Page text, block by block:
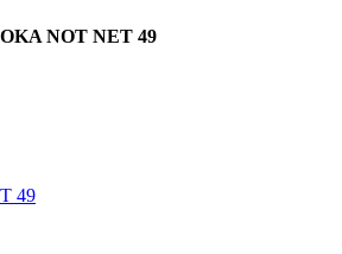
NOT NET 49